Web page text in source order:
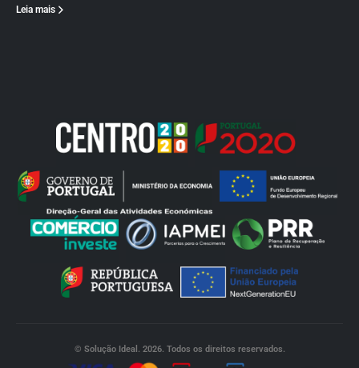
Leia mais
© Solução Ideal. 2026. Todos os direitos reservados.